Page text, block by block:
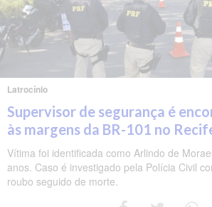
Latrocínio
Supervisor de segurança é
às margens da BR-101 no
Vítima foi identificada como Arlindo de
anos. Caso é investigado pela Polícia Civil
roubo seguido de morte.